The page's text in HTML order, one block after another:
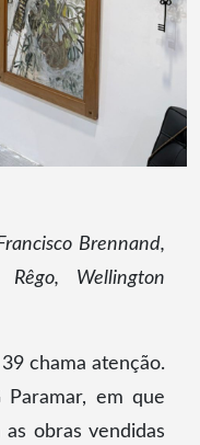
Brennand,
Wellington
chama atenção.
Paramar, em que
obras vendidas